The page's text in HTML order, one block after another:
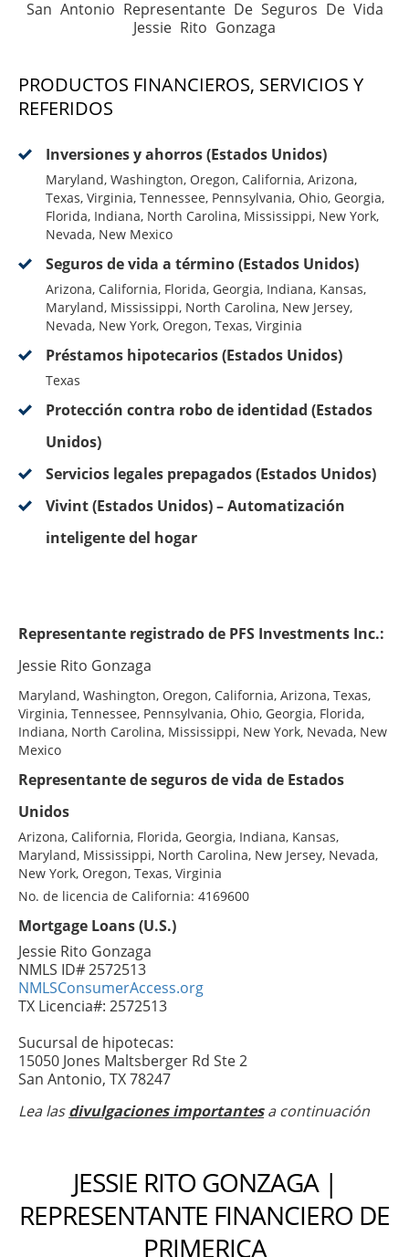
San Antonio Representante De Seguros De Vida
Jessie Rito Gonzaga
PRODUCTOS FINANCIEROS, SERVICIOS Y
REFERIDOS
Inversiones y ahorros (Estados Unidos)
Maryland, Washington, Oregon, California, Arizona,
Texas, Virginia, Tennessee, Pennsylvania, Ohio, Georgia,
Florida, Indiana, North Carolina, Mississippi, New York,
Nevada, New Mexico
Seguros de vida a término (Estados Unidos)
Arizona, California, Florida, Georgia, Indiana, Kansas,
Maryland, Mississippi, North Carolina, New Jersey,
Nevada, New York, Oregon, Texas, Virginia
Préstamos hipotecarios (Estados Unidos)
Texas
Protección contra robo de identidad (Estados
Unidos)
Servicios legales prepagados (Estados Unidos)
Vivint (Estados Unidos) – Automatización
inteligente del hogar
Representante registrado de PFS Investments Inc.:
Jessie Rito Gonzaga
Maryland, Washington, Oregon, California, Arizona, Texas,
Virginia, Tennessee, Pennsylvania, Ohio, Georgia, Florida,
Indiana, North Carolina, Mississippi, New York, Nevada, New
Mexico
Representante de seguros de vida de Estados
Unidos
Arizona, California, Florida, Georgia, Indiana, Kansas,
Maryland, Mississippi, North Carolina, New Jersey, Nevada,
New York, Oregon, Texas, Virginia
No. de licencia de California: 4169600
Mortgage Loans (U.S.)
Jessie Rito Gonzaga
NMLS ID# 2572513
NMLSConsumerAccess.org
TX Licencia#: 2572513
Sucursal de hipotecas:
15050 Jones Maltsberger Rd Ste 2
San Antonio, TX 78247
Lea lasdivulgaciones importantesa continuación
JESSIE RITO GONZAGA |
REPRESENTANTE FINANCIERO DE
PRIMERICA